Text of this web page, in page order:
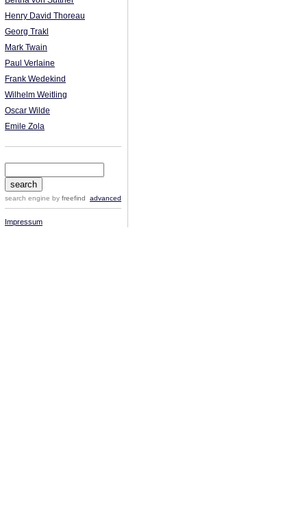
Henry David Thoreau
Georg Trakl
Mark Twain
Paul Verlaine
Frank Wedekind
Wilhelm Weitling
Oscar Wilde
Emile Zola
search engine by freefind advanced
Impressum